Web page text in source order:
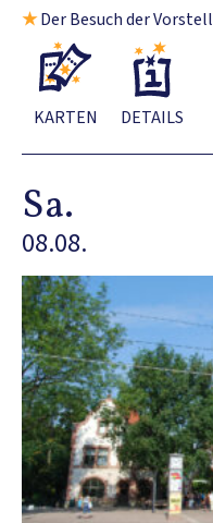
★Der Besuch der
KARTEN DETAILS
Sa.
08.08.